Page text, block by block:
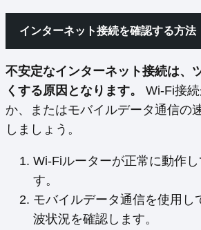
インターネット接続を確認する方法
不安定なインターネット接続は、
くする原因となります。
Wi-Fi接
か、またはモバイルデータ通信の
しましょう。
Wi-Fiルーターが正常に動作
す。
モバイルデータ通信を使用し
波状況を確認します。